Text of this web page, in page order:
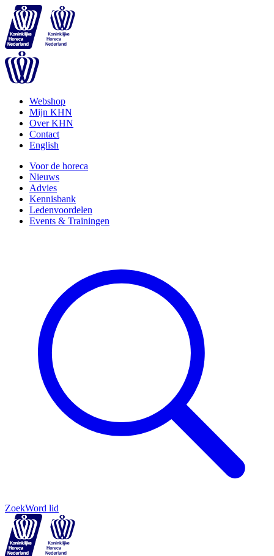
Webshop
Mijn KHN
Over KHN
Contact
English
Voor de horeca
Nieuws
Advies
Kennisbank
Ledenvoordelen
Events & Trainingen
ZoekWord lid